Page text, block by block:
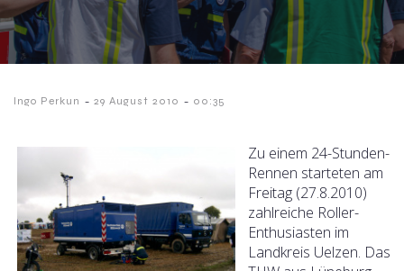
Ingo Perkun - 29 August 2010 - 00:35
Zu einem 24-Stunden-
Rennen starteten am
Freitag (27.8.2010)
zahlreiche Roller-
Enthusiasten im
Landkreis Uelzen. Das